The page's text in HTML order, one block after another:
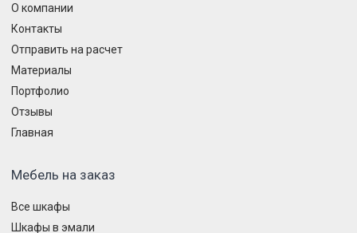
О компании
Контакты
Отправить на расчет
Материалы
Портфолио
Отзывы
Главная
Мебель на заказ
Все шкафы
Шкафы в эмали